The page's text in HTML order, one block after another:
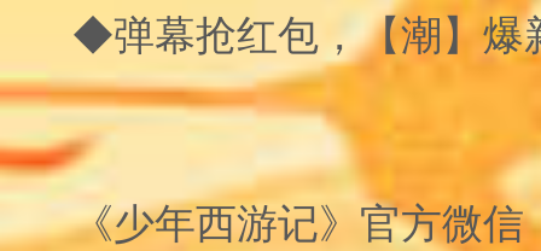
◆弹幕抢红包，【潮】爆
《少年西游记》官方微信